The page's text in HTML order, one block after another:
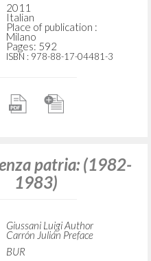
2011
Italian
Place of publication :
Milano
Pages: 592
ISBN : 978-88-17-04481-3
patria: (1982-
1983)
Giussani Luigi Author
Carrón Julián Preface
BUR